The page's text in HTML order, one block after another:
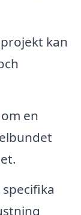
kan
en
specifika